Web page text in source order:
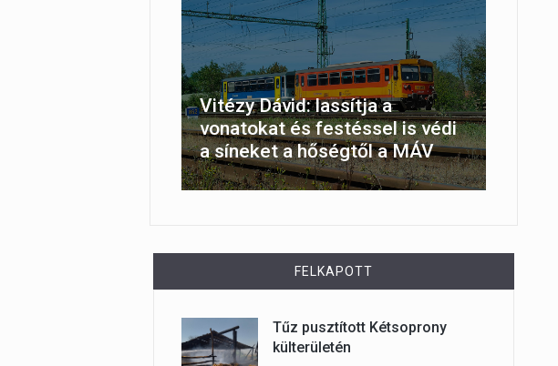
Vitézy Dávid: lassítja a
vonatokat és festéssel is védi
a síneket a hőségtől a MÁV
FELKAPOTT
Tűz pusztított Kétsoprony
külterületén